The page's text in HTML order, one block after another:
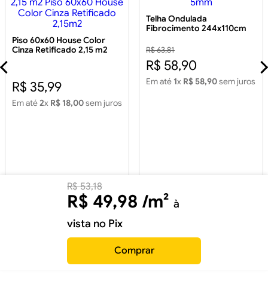
Piso 60x60 House Color
Cinza Retificado 2,15 m2
R$ 35,99
Em até2x R$ 18,00sem juros
Telha Ondulada
Fibrocimento 244x110cm
R$ 63,81
R$ 58,90
Em até 1x R$ 58,90sem juros
R$ 53,18
R$ 49,98 /m² à
vista no Pix
Comprar